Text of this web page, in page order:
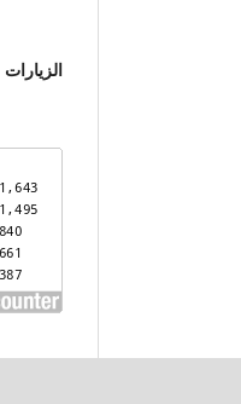
الزيارات